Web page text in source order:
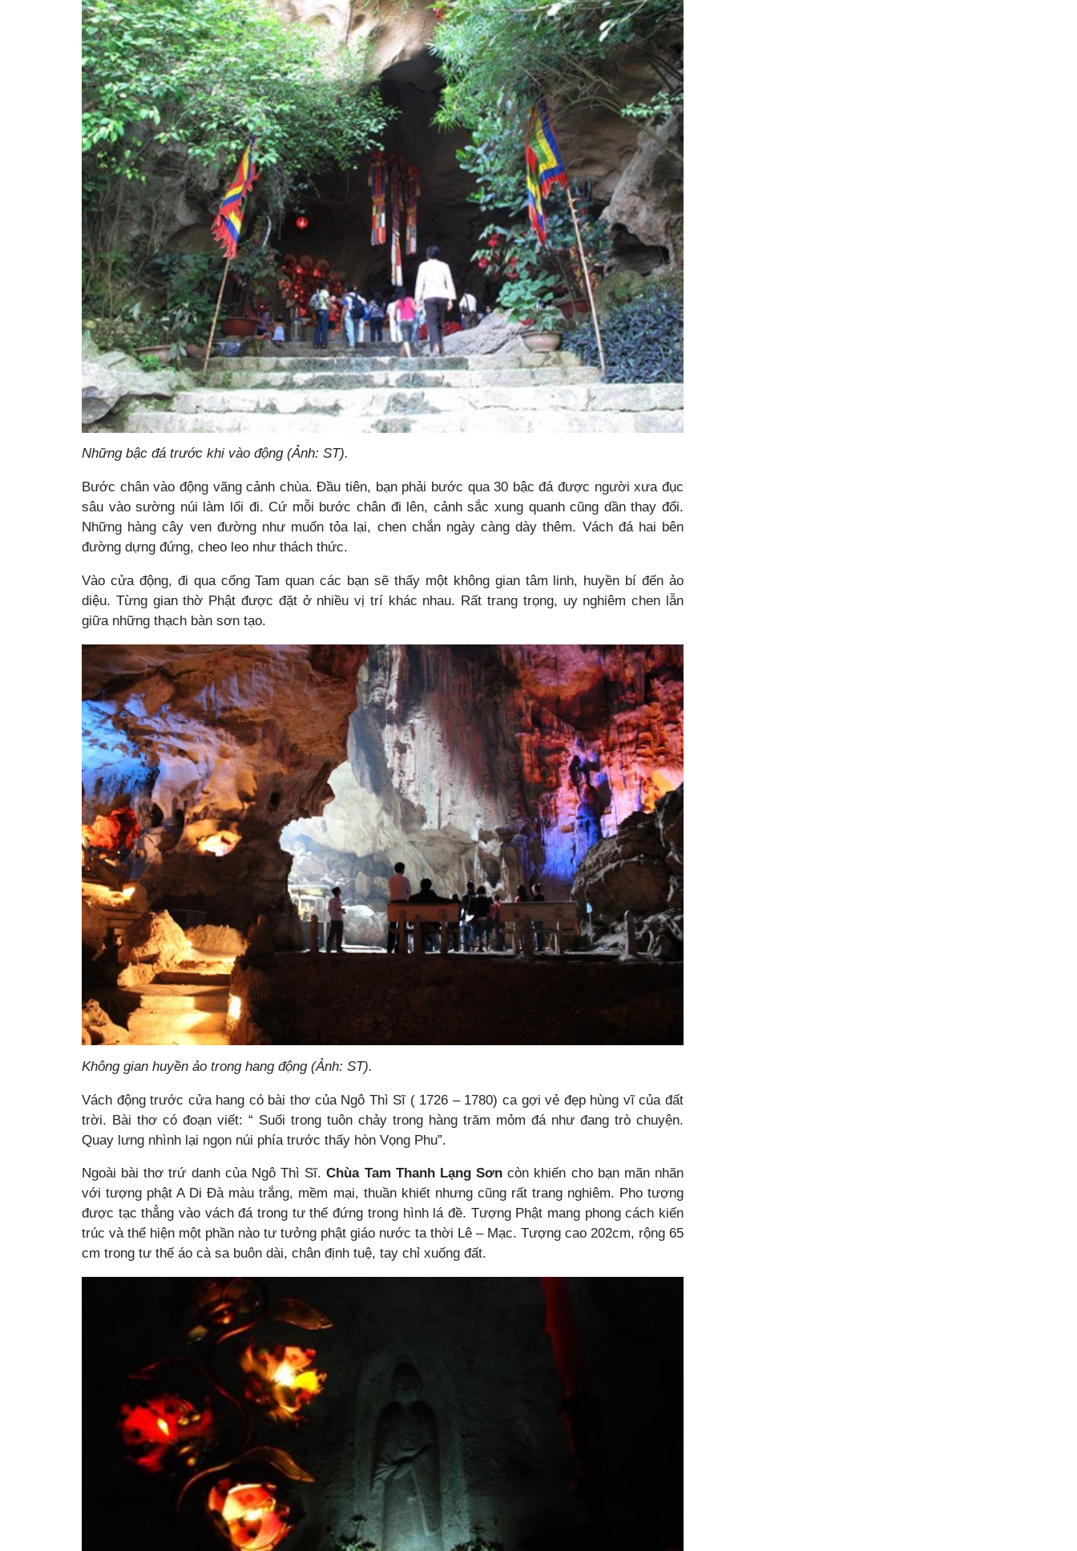
Những bậc đá trước khi vào động (Ảnh: ST).
Bước chân vào động vãng cảnh chùa. Đầu tiên, bạn phải bước qua 30 bậc đá được người xưa đục
sâu vào sường núi làm lối đi. Cứ mỗi bước chân đi lên, cảnh sắc xung quanh cũng dần thay đổi.
Những hàng cây ven đường như muốn tỏa lại, chen chắn ngày càng dày thêm. Vách đá hai bên
đường dựng đứng, cheo leo như thách thức.
Vào cửa động, đi qua cổng Tam quan các bạn sẽ thấy một không gian tâm linh, huyền bí đến ảo
diệu. Từng gian thờ Phật được đặt ở nhiều vị trí khác nhau. Rất trang trọng, uy nghiêm chen lẫn
giữa những thạch bàn sơn tạo.
Không gian huyền ảo trong hang động (Ảnh: ST).
Vách động trước cửa hang có bài thơ của Ngô Thì Sĩ ( 1726 – 1780) ca gợi vẻ đẹp hùng vĩ của đất
trời. Bài thơ có đoạn viết: “ Suối trong tuôn chảy trong hàng trăm mỏm đá như đang trò chuyện.
Quay lưng nhình lại ngọn núi phía trước thấy hòn Vọng Phu”.
Ngoài bài thơ trứ danh của Ngô Thì Sĩ.Chùa Tam Thanh Lạng Sơncòn khiến cho bạn mãn nhãn
với tượng phật A Di Đà màu trắng, mềm mại, thuần khiết nhưng cũng rất trang nghiêm. Pho tượng
được tạc thẳng vào vách đá trong tư thế đứng trong hình lá đề. Tượng Phật mang phong cách kiến
trúc và thể hiện một phần nào tư tưởng phật giáo nước ta thời Lê – Mạc. Tượng cao 202cm, rộng 65
cm trong tư thế áo cà sa buôn dài, chân định tuệ, tay chỉ xuống đất.